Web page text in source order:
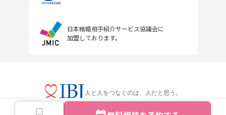
日本結婚相手紹介サービス協議会に
加盟しております。
人と人をつなぐのは、人だと思う。